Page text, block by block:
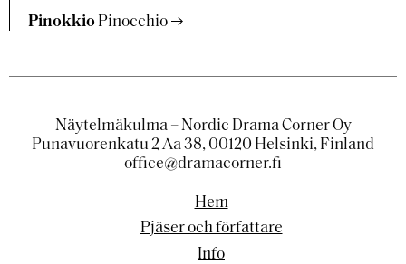
Pinokkio Pinocchio
Näytelmäkulma – Nordic Drama Corner Oy
Punavuorenkatu 2 Aa 38, 00120 Helsinki, Finland
office@dramacorner.fi
Hem
Pjäser och författare
Info